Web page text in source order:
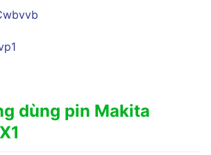
dùng pin Makita